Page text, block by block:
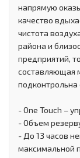
напрямую
качество
чистота
района и
предприятий,
составляющая
- One Touch –
- Объем
- До 13 часов
максимальной